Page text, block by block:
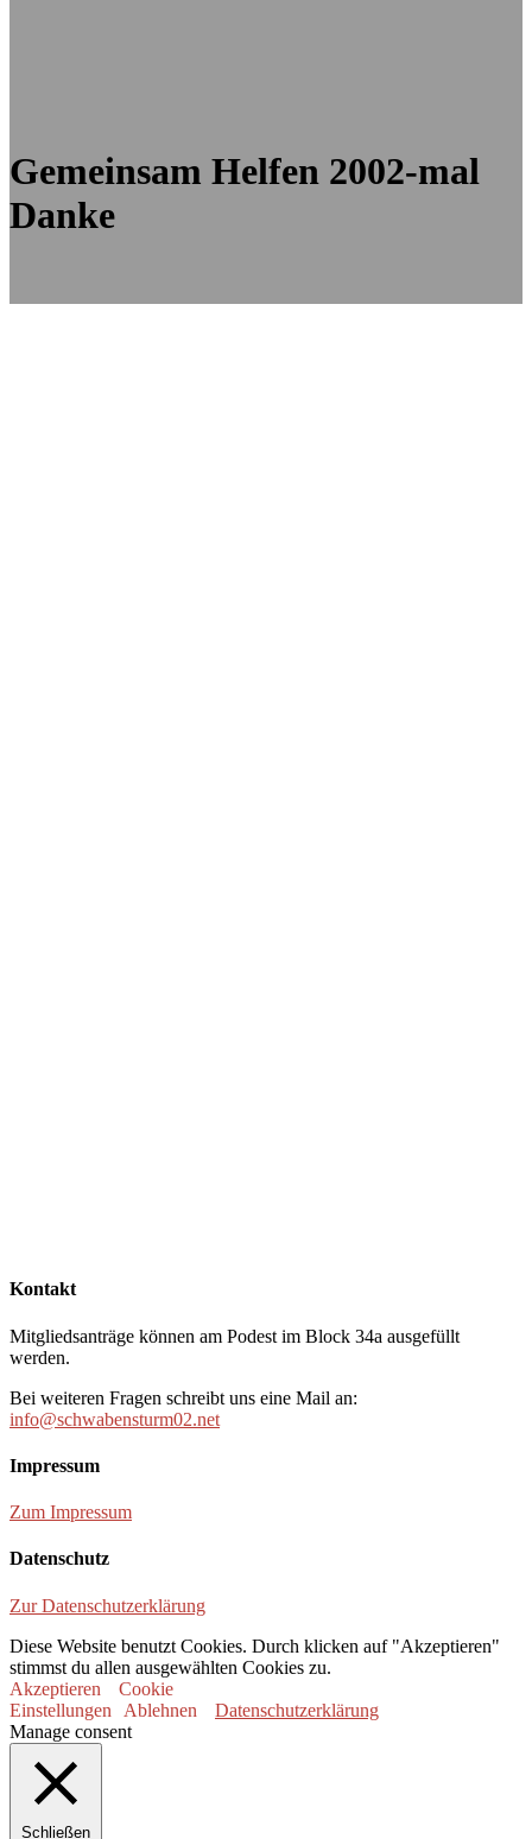
Gemeinsam Helfen 2002-mal
Danke
Kontakt
Mitgliedsanträge können am Podest im Block 34a ausgefüllt
werden.
Bei weiteren Fragen schreibt uns eine Mail an:
info@schwabensturm02.net
Impressum
Zum Impressum
Datenschutz
Zur Datenschutzerklärung
Diese Website benutzt Cookies. Durch klicken auf "Akzeptieren"
stimmst du allen ausgewählten Cookies zu.
Akzeptieren
Cookie
Einstellungen
Ablehnen
Datenschutzerklärung
Manage consent
Schließen